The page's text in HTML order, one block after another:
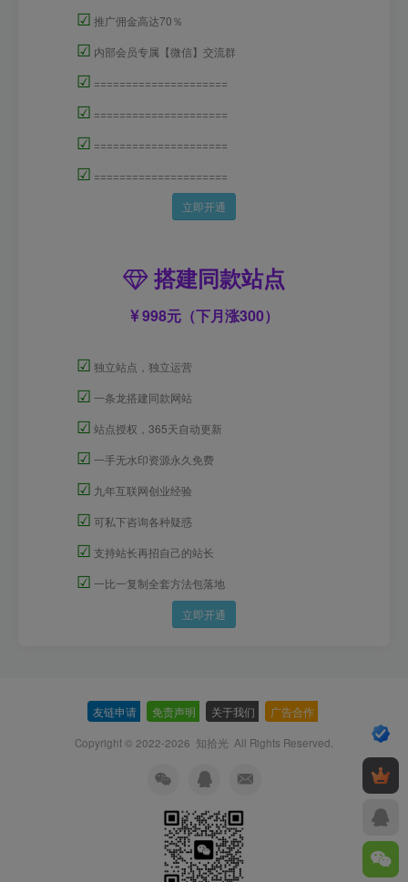
☑ 推广佣金高达70％
☑ 内部会员专属【微信】交流群
☑ =====================
☑ =====================
☑ =====================
☑ =====================
立即开通
搭建同款站点
998元（下月涨300）
☑ 独立站点，独立运营
☑ 一条龙搭建同款网站
☑ 站点授权，365天自动更新
☑ 一手无水印资源永久免费
☑ 九年互联网创业经验
☑ 可私下咨询各种疑惑
☑ 支持站长再招自己的站长
☑ 一比一复制全套方法包落地
立即开通
友链申请 免责声明 关于我们 广告合作
Copyright © 2022-2026 知拾光 All Rights Reserved.